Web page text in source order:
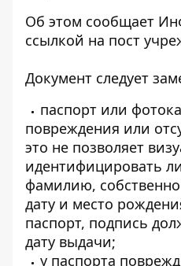
Об этом сообщает
ссылкой на пост
Документ следует
паспорт или
повреждения или
это не позволяет
идентифицировать
фамилию,
дату и место
паспорт, подпись
дату выдачи;
у паспорта